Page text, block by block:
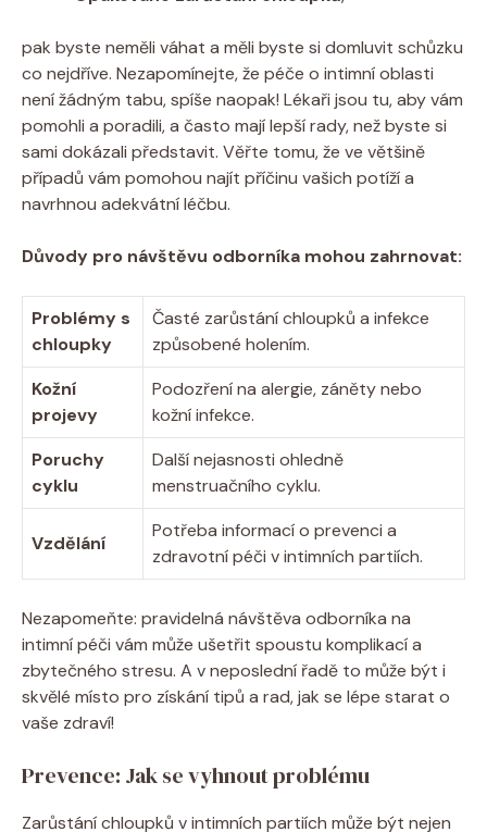
pak byste neměli váhat a měli byste si domluvit schůzku
co nejdříve. Nezapomínejte, že péče o intimní oblasti
není žádným tabu, spíše naopak! Lékaři jsou tu, aby vám
pomohli a poradili, a často mají lepší rady, než byste si
sami dokázali představit. Věřte tomu, že ve většině
případů vám pomohou najít příčinu vašich potíží a
navrhnou adekvátní léčbu.
Důvody pro návštěvu odborníka mohou zahrnovat:
Problémy s
chloupky
Časté zarůstání chloupků a infekce
způsobené holením.
Kožní
projevy
Podozření na alergie, záněty nebo
kožní infekce.
Poruchy
cyklu
Další nejasnosti ohledně
menstruačního cyklu.
Vzdělání
Potřeba informací o prevenci a
zdravotní péči v intimních partiích.
Nezapomeňte: pravidelná návštěva odborníka na
intimní péči vám může ušetřit spoustu komplikací a
zbytečného stresu. A v neposlední řadě to může být i
skvělé místo pro získání tipů a rad, jak se lépe starat o
vaše zdraví!
Prevence: Jak se vyhnout problému
Zarůstání chloupků v intimních partiích může být nejen